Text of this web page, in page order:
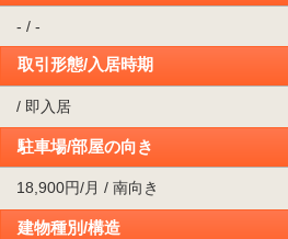
- / -
取引形態/入居時期
/ 即入居
駐車場/部屋の向き
18,900円/月 / 南向き
建物種別/構造